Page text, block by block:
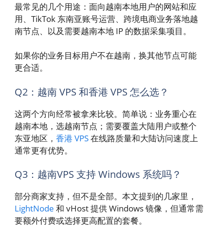
最常见的几个用途：面向越南本地用户的网站和应
用、TikTok 东南亚账号运营、跨境电商业务落地越
南节点、以及需要越南本地 IP 的数据采集项目。
如果你的业务目标用户不在越南，换其他节点可能
更合适。
Q2：越南 VPS 和香港 VPS 怎么选？
这两个方向经常被拿来比较。简单说：业务重心在
越南本地，选越南节点；需要覆盖大陆用户或整个
东亚地区， 香港 VPS在线路质量和大陆访问速度上
通常更有优势。
Q3：越南VPS 支持 Windows 系统吗？
部分商家支持，但不是全部。本文提到的几家里，
LightNode 和 vHost 提供 Windows 镜像，但通常需
要额外付费或选择更高配置的套餐。